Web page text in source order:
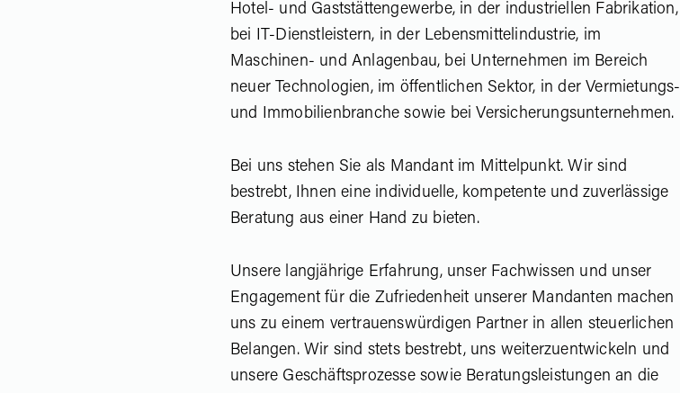
Hotel- und Gaststättengewerbe, in der industriellen Fabrikation,
bei IT-Dienstleistern, in der Lebensmittelindustrie, im
Maschinen- und Anlagenbau, bei Unternehmen im Bereich
neuer Technologien, im öffentlichen Sektor, in der Vermietungs-
und Immobilienbranche sowie bei Versicherungsunternehmen.
Bei uns stehen Sie als Mandant im Mittelpunkt. Wir sind
bestrebt, Ihnen eine individuelle, kompetente und zuverlässige
Beratung aus einer Hand zu bieten.
Unsere langjährige Erfahrung, unser Fachwissen und unser
Engagement für die Zufriedenheit unserer Mandanten machen
uns zu einem vertrauenswürdigen Partner in allen steuerlichen
Belangen. Wir sind stets bestrebt, uns weiterzuentwickeln und
unsere Geschäftsprozesse sowie Beratungsleistungen an die